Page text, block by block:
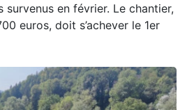
survenus en février. Le chantier,
euros, doit s’achever le 1er